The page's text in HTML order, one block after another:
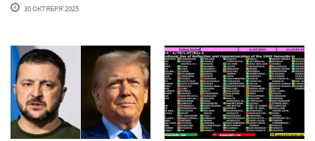
30 ОКТЯБРЯ'2025